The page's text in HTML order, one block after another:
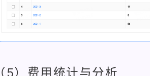
（5）费用统计与分析